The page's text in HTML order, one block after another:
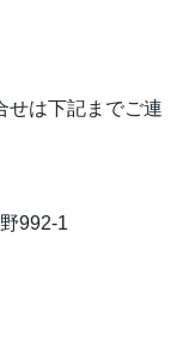
せは下記までご連
992-1